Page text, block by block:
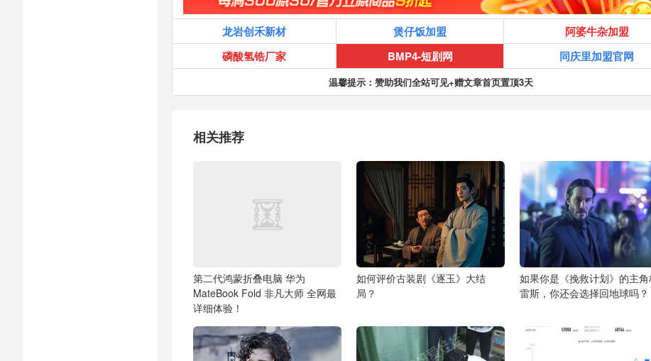
龙岩创禾新材 煲仔饭加盟
阿婆牛杂加盟
磷酸氢锆厂家
BMP4-短剧网 同庆里加盟官网
温馨提示：赞助我们全站可见+赠文章首页置顶3天
相关推荐
第二代鸿蒙折叠电脑 华为
MateBook Fold 非凡大师 全网最
详细体验！
如何评价古装剧《逐玉》大结
局？
如果你是《挽救计划》的主
雷斯，你还会选择回地球吗？